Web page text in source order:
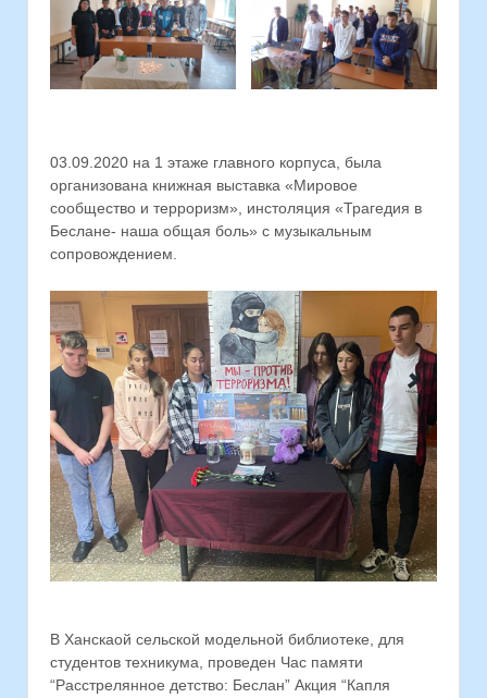
03.09.2020 на 1 этаже главного корпуса, была
организована книжная выставка «Мировое
сообщество и терроризм», инстоляция «Трагедия в
Беслане- наша общая боль» с музыкальным
сопровождением.
В Ханскаой сельской модельной библиотеке, для
студентов техникума, проведен Час памяти
“Расстрелянное детство: Беслан” Акция “Капля